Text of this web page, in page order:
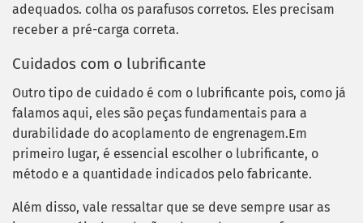
adequados. colha os parafusos corretos. Eles precisam
receber a pré-carga correta.
Cuidados com o lubrificante
Outro tipo de cuidado é com o lubrificante pois, como já
falamos aqui, eles são peças fundamentais para a
durabilidade do acoplamento de engrenagem.Em
primeiro lugar, é essencial escolher o lubrificante, o
método e a quantidade indicados pelo fabricante.
Além disso, vale ressaltar que se deve sempre usar as